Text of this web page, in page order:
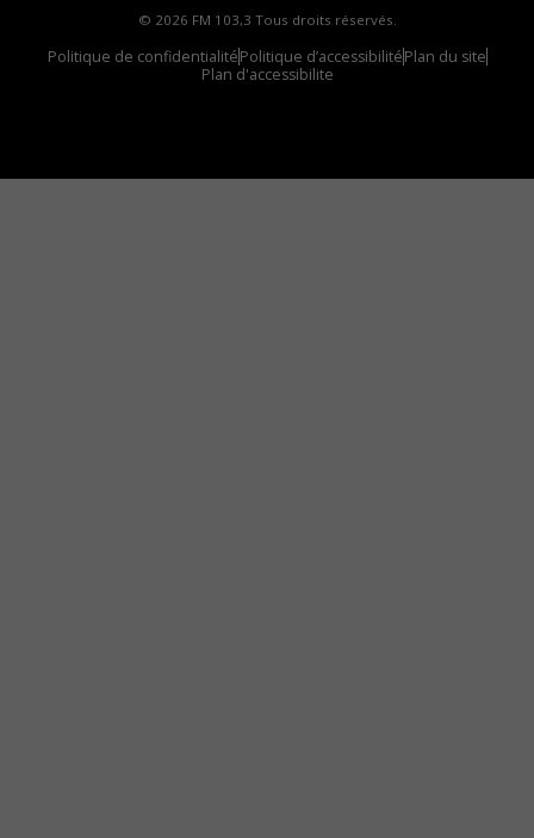
© 2026 FM 103,3 Tous droits réservés.
Politique de confidentialitéPolitique d’accessibilitéPlan du site
Plan d'accessibilite